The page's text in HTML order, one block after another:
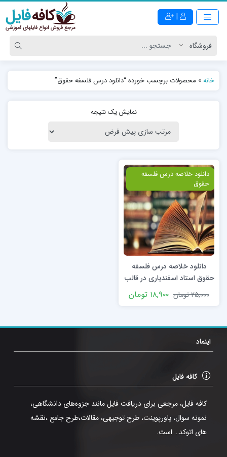
|
خانه» محصولات برچسب خورده “دانلود درس فلسفه حقوق”
نمایش یک نتیجه
ویژه
دانلود خلاصه درس فلسفه
حقوق
دانلود خلاصه درس فلسفه
حقوق استاد اسفندیاری در قالب
۲۵,۰۰۰تومان ۱۸,۹۰۰ تومان
اینماد
کافه فایل
کافه فایل، مرجعی برای دریافت فایل مانند جزوه‌های دانشگاهی،
نمونه سوال، پاورپوینت، طرح توجیهی، مقالات،طرح جامع ،نقشه
های اتوکد… است.